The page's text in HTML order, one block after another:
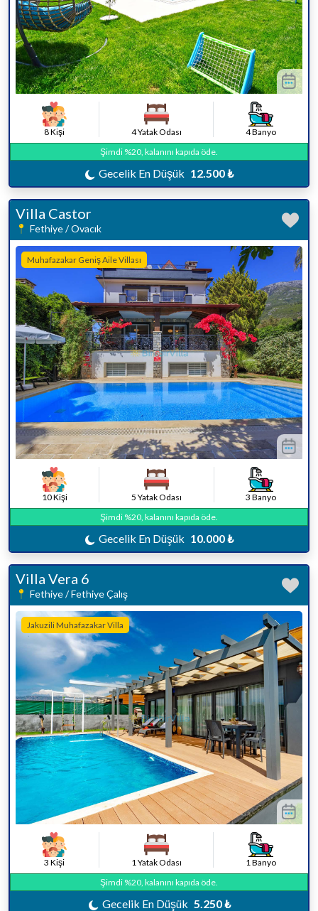
8 Kişi 4 Yatak Odası
4 Banyo
Şimdi %20, kalanını kapıda öde.
Gecelik En Düşük 12.500 ₺
Villa Castor
Fethiye / Ovacık
Muhafazakar Geniş Aile Villası
10 Kişi 5 Yatak Odası
3 Banyo
Şimdi %20, kalanını kapıda öde.
Gecelik En Düşük 10.000 ₺
Villa Vera 6
Fethiye / Fethiye Çalış
Jakuzili Muhafazakar Villa
3 Kişi 1 Yatak Odası
1 Banyo
Şimdi %20, kalanını kapıda öde.
Gecelik En Düşük 5.250 ₺